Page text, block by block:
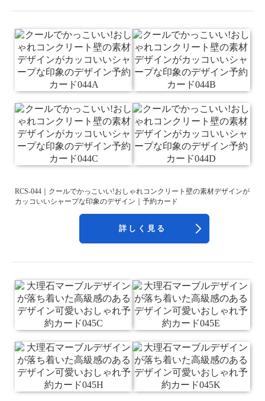
RCS-044｜クールでかっこいい!おしゃれコンクリート壁の素材デザインが
カッコいいシャープな印象のデザイン｜予約カード
詳しく見る